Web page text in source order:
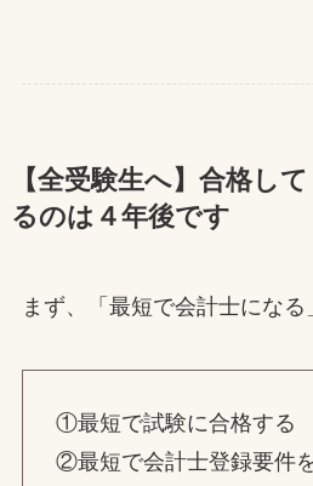
【全受験生へ】合格し
るのは４年後です
まず、「最短で会計士になる
①最短で試験に合格する
②最短で会計士登録要件